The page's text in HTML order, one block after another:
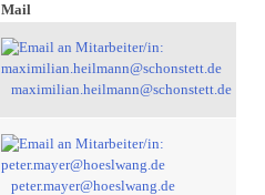
Mail
maximilian.heilmann@schonstett.de
peter.mayer@hoeslwang.de